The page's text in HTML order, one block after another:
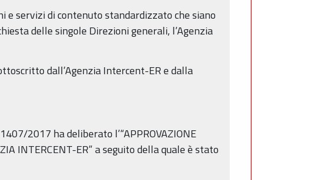
servizi di contenuto standardizzato che siano
delle singole Direzioni generali, l’Agenzia
dall’Agenzia Intercent-ER e dalla
2017 ha deliberato l’“APPROVAZIONE
INTERCENT-ER” a seguito della quale è stato